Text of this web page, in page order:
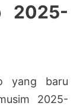
2025-
yang baru
2025-